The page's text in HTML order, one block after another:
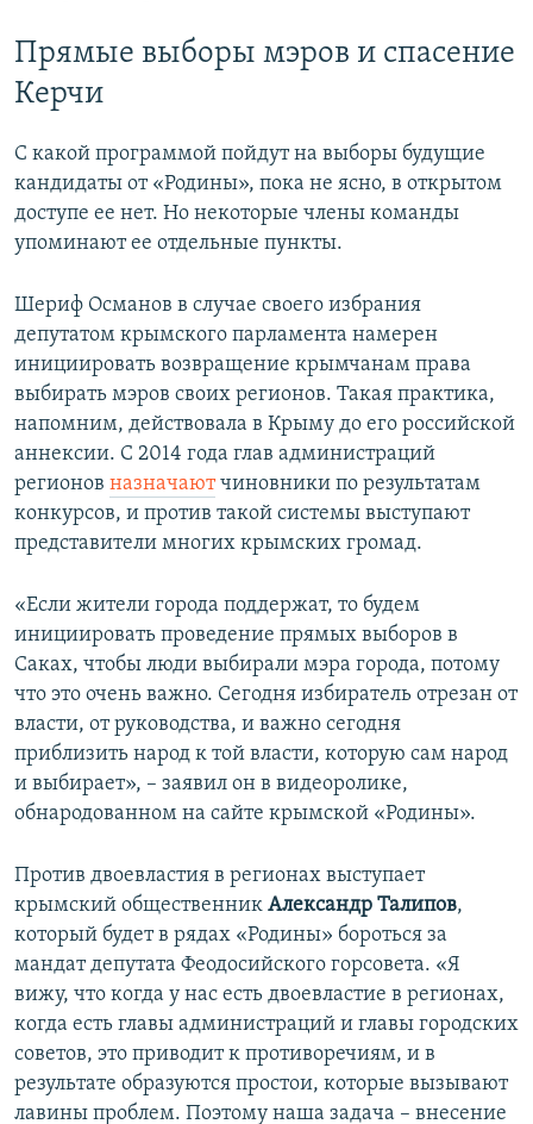
Прямые выборы мэров и спасение
Керчи
С какой программой пойдут на выборы будущие
кандидаты от «Родины», пока не ясно, в открытом
доступе ее нет. Но некоторые члены команды
упоминают ее отдельные пункты.
Шериф Османов в случае своего избрания
депутатом крымского парламента намерен
инициировать возвращение крымчанам права
выбирать мэров своих регионов. Такая практика,
напомним, действовала в Крыму до его российской
аннексии. С 2014 года глав администраций
регионов назначаютчиновники по результатам
конкурсов, и против такой системы выступают
представители многих крымских громад.
«Если жители города поддержат, то будем
инициировать проведение прямых выборов в
Саках, чтобы люди выбирали мэра города, потому
что это очень важно. Сегодня избиратель отрезан от
власти, от руководства, и важно сегодня
приблизить народ к той власти, которую сам народ
и выбирает», – заявил он в видеоролике,
обнародованном на сайте крымской «Родины».
Против двоевластия в регионах выступает
крымский общественник Александр Талипов,
который будет в рядах «Родины» бороться за
мандат депутата Феодосийского горсовета. «Я
вижу, что когда у нас есть двоевластие в регионах,
когда есть главы администраций и главы городских
советов, это приводит к противоречиям, и в
результате образуются простои, которые вызывают
лавины проблем. Поэтому наша задача – внесение